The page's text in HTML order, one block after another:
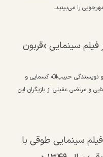
را می‌بینید.
سینمایی «قربون
نویسندگی حبیب‌الله کسمایی و
سال ۱۳۵۲ است. پوری بنایی و مرتضی عقیلی از بازیگران این
سینمایی طوقی با